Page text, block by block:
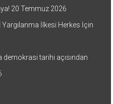
20 Temmuz 2026
İlkesi Herkes İçin
demokrasi tarihi açısından